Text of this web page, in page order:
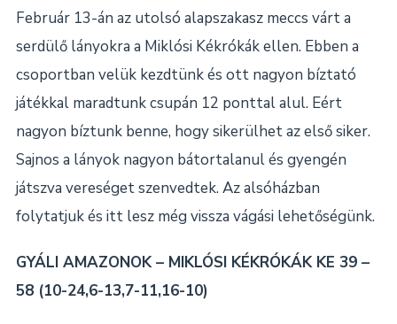
Február 13-án az utolsó alapszakasz meccs várt a
serdülő lányokra a Miklósi Kékrókák ellen. Ebben a
csoportban velük kezdtünk és ott nagyon bíztató
játékkal maradtunk csupán 12 ponttal alul. Eért
nagyon bíztunk benne, hogy sikerülhet az első siker.
Sajnos a lányok nagyon bátortalanul és gyengén
játszva vereséget szenvedtek. Az alsóházban
folytatjuk és itt lesz még vissza vágási lehetőségünk.
GYÁLI AMAZONOK – MIKLÓSI KÉKRÓKÁK KE 39 –
58 (10-24,6-13,7-11,16-10)